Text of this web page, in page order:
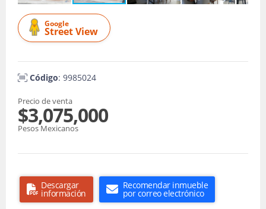
Google
Street View
Código: 9985024
Precio de venta
$3,075,000
Pesos Mexicanos
Descargar
información
Recomendar inmueble
por correo electrónico